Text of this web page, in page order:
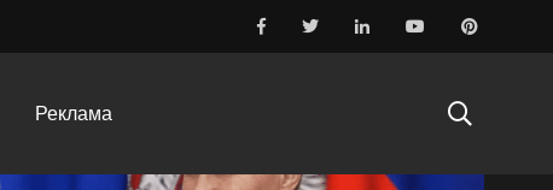
Реклама